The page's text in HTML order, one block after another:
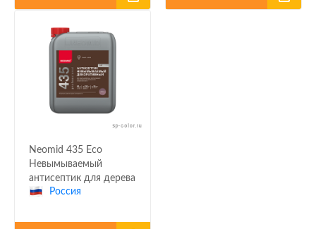
Neomid 435 Eco
Невымываемый
антисептик для дерева
Россия